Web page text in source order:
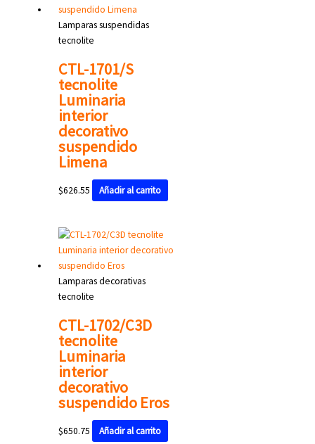
Lamparas suspendidas
tecnolite
CTL-1701/S
tecnolite
Luminaria
interior
decorativo
suspendido
Limena
$626.55 Añadir al carrito
Lamparas decorativas
tecnolite
CTL-1702/C3D
tecnolite
Luminaria
interior
decorativo
suspendido Eros
$650.75 Añadir al carrito